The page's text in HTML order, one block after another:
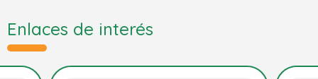
Enlaces de interés